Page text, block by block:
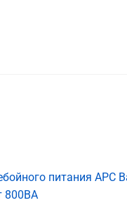
питания APC
800ВА